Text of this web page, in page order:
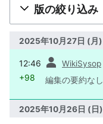
版の絞り込み
2025年10月27日 (月)
12:46 WikiSysop
+98 編集の要約なし
2025年10月26日 (日)